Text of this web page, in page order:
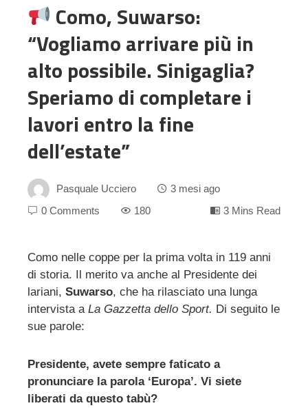
Como, Suwarso:
“Vogliamo arrivare più in
alto possibile. Sinigaglia?
Speriamo di completare i
lavori entro la fine
dell’estate”
Pasquale Ucciero
3 mesi ago
0 Comments
180 3 Mins Read
Como nelle coppe per la prima volta in 119 anni
di storia. Il merito va anche al Presidente dei
lariani, Suwarso, che ha rilasciato una lunga
intervista a La Gazzetta dello Sport. Di seguito le
sue parole:
Presidente, avete sempre faticato a
pronunciare la parola ‘Europa’. Vi siete
liberati da questo tabù?